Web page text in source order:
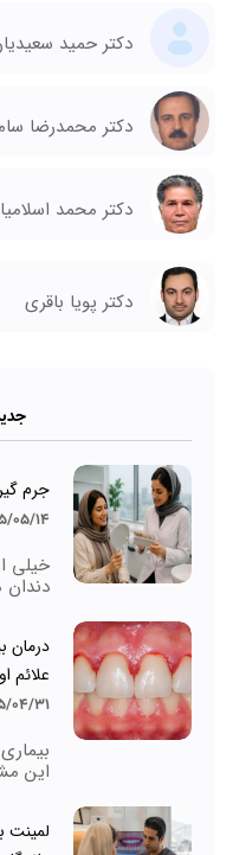
دکتر حمید
دکتر محمدرضا
دکتر محمد
دکتر پویا باقری
جرم
05/14
خیلی
دندان
درمان
علائم
04/31
این
لمینت